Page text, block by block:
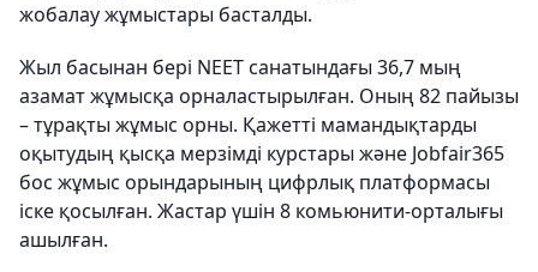
жобалау жұмыстары басталды.
Жыл басынан бері NEET санатындағы 36,7 мың
азамат жұмысқа орналастырылған. Оның 82 пайызы
– тұрақты жұмыс орны. Қажетті мамандықтарды
оқытудың қысқа мерзімді курстары және Jobfair365
бос жұмыс орындарының цифрлық платформасы
іске қосылған. Жастар үшін 8 комьюнити-орталығы
ашылған.